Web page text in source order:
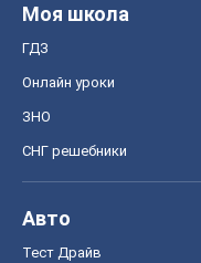
Моя школа
ГДЗ
Онлайн уроки
ЗНО
СНГ решебники
Авто
Тест Драйв